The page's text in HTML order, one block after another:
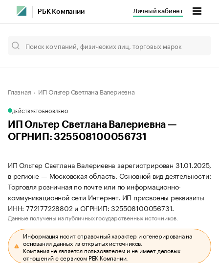
РБК Компании Личный кабинет
Главная ИП Ольтер Светлана Валериевна
ДЕЙСТВУЕТОБНОВЛЕНО
ИП Ольтер Светлана Валериевна —
ОГРНИП: 325508100056731
ИП Ольтер Светлана Валериевна зарегистрирован 31.01.2025,
в регионе — Московская область. Основной вид деятельности:
Торговля розничная по почте или по информационно-
коммуникационной сети Интернет. ИП присвоены реквизиты
ИНН: 772177228802 и ОГРНИП: 325508100056731.
Данные получены из публичных государственных источников.
Информация носит справочный характер и сгенерирована на
основании данных из открытых источников.
Компания не является пользователем и не имеет деловых
отношений с сервисом РБК Компании.